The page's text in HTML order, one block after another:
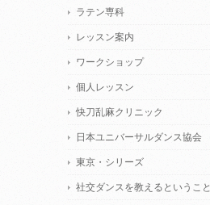
ラテン専科
レッスン案内
ワークショップ
個人レッスン
快刀乱麻クリニック
日本ユニバーサルダンス協会
東京・シリーズ
社交ダンスを教えるということ